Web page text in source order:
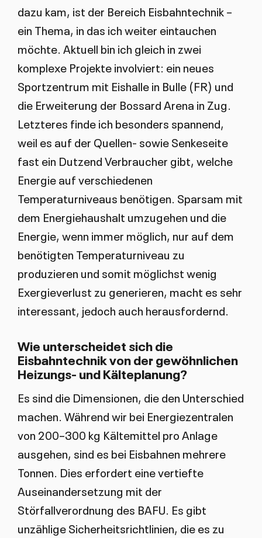
dazu kam, ist der Bereich Eisbahntechnik –
ein Thema, in das ich weiter eintauchen
möchte. Aktuell bin ich gleich in zwei
komplexe Projekte involviert: ein neues
Sportzentrum mit Eishalle in Bulle (FR) und
die Erweiterung der Bossard Arena in Zug.
Letzteres finde ich besonders spannend,
weil es auf der Quellen- sowie Senkeseite
fast ein Dutzend Verbraucher gibt, welche
Energie auf verschiedenen
Temperaturniveaus benötigen. Sparsam mit
dem Energiehaushalt umzugehen und die
Energie, wenn immer möglich, nur auf dem
benötigten Temperaturniveau zu
produzieren und somit möglichst wenig
Exergieverlust zu generieren, macht es sehr
interessant, jedoch auch herausfordernd.
Wie unterscheidet sich die
Eisbahntechnik von der gewöhnlichen
Heizungs- und Kälteplanung?
Es sind die Dimensionen, die den Unterschied
machen. Während wir bei Energiezentralen
von 200–300 kg Kältemittel pro Anlage
ausgehen, sind es bei Eisbahnen mehrere
Tonnen. Dies erfordert eine vertiefte
Auseinandersetzung mit der
Störfallverordnung des BAFU. Es gibt
unzählige Sicherheitsrichtlinien, die es zu